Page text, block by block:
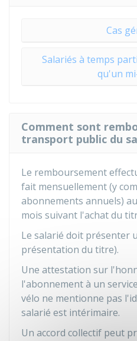
Cas
Salariés à temps
qu'un
Comment sont
transport public du
Le remboursement
fait mensuellement (y
abonnements annuels)
mois suivant l'achat du
Le salarié doit présenter
présentation du titre).
Une attestation sur
l'abonnement à un
vélo ne mentionne pas
salarié est intérimaire.
Un accord collectif peut